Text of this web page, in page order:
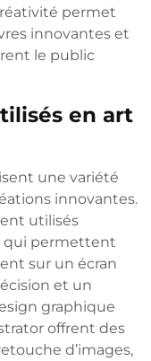
permet
innovantes et
le public
en art
une variété
innovantes.
utilisés
qui permettent
sur un écran
et un
graphique
offrent des
d’images,